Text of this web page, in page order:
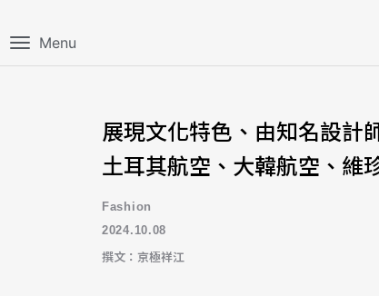
Menu
展現文化特色、由知名設計
土耳其航空、大韓航空、維
Fashion
2024.10.08
撰文：京極祥江